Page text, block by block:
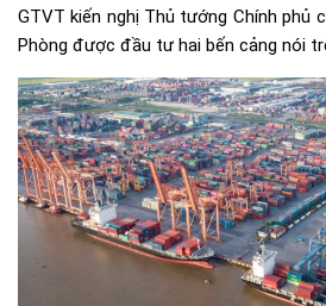
GTVT kiến nghị Thủ tướng Chính phủ
Phòng được đầu tư hai bến cảng nói